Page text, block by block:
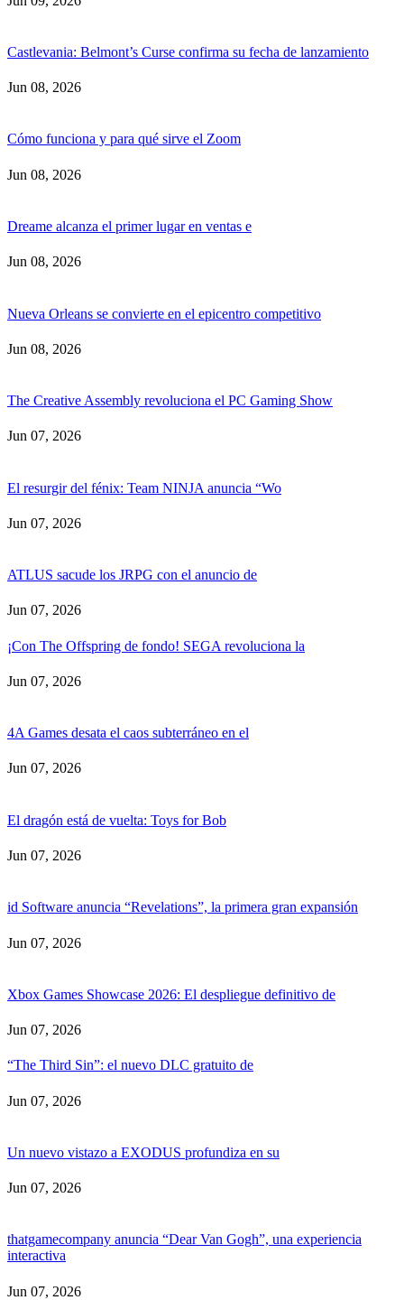
Castlevania: Belmont’s Curse confirma su fecha de lanzamiento
Jun 08, 2026
Cómo funciona y para qué sirve el Zoom
Jun 08, 2026
Dreame alcanza el primer lugar en ventas e
Jun 08, 2026
Nueva Orleans se convierte en el epicentro competitivo
Jun 08, 2026
The Creative Assembly revoluciona el PC Gaming Show
Jun 07, 2026
El resurgir del fénix: Team NINJA anuncia “Wo
Jun 07, 2026
ATLUS sacude los JRPG con el anuncio de
Jun 07, 2026
¡Con The Offspring de fondo! SEGA revoluciona la
Jun 07, 2026
4A Games desata el caos subterráneo en el
Jun 07, 2026
El dragón está de vuelta: Toys for Bob
Jun 07, 2026
id Software anuncia “Revelations”, la primera gran expansión
Jun 07, 2026
Xbox Games Showcase 2026: El despliegue definitivo de
Jun 07, 2026
“The Third Sin”: el nuevo DLC gratuito de
Jun 07, 2026
Un nuevo vistazo a EXODUS profundiza en su
Jun 07, 2026
thatgamecompany anuncia “Dear Van Gogh”, una experiencia
interactiva
Jun 07, 2026